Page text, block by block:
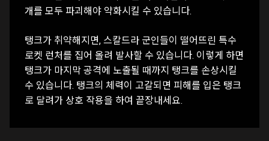
개를 모두 파괴해야 약화시킬 수 있습니다.
탱크가 취약해지면, 스칼드라 군인들이 떨어뜨린 특수
로켓 런처를 집어 올려 발사할 수 있습니다. 이렇게 하면
탱크가 마지막 공격에 노출될 때까지 탱크를 손상시킬
수 있습니다. 탱크의 체력이 고갈되면 피해를 입은 탱크
로 달려가 상호 작용을 하여 끝장내세요.